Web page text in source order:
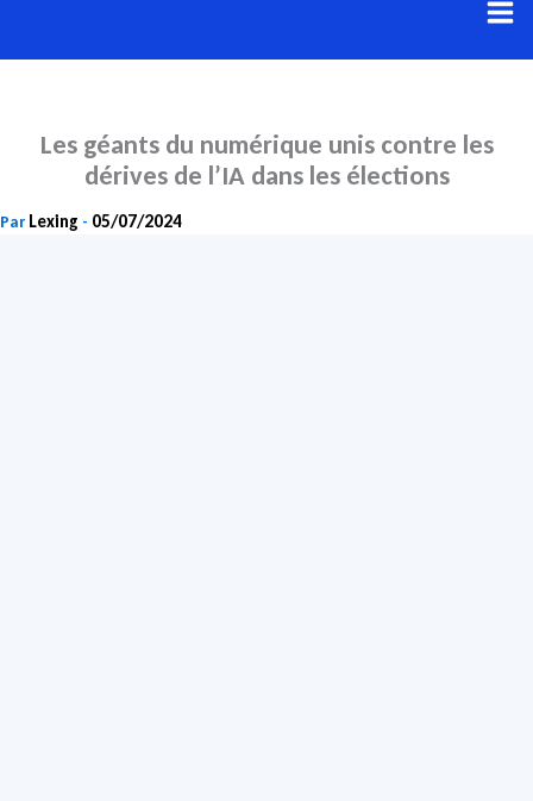
au
Les géants du numérique unis contre les
dérives de l’IA dans les élections
Par Lexing - 05/07/2024